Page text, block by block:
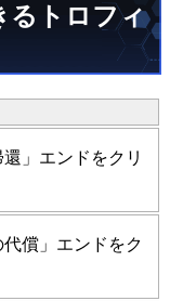
るトロフィ
還」エンドをクリ
代償」エンドをク